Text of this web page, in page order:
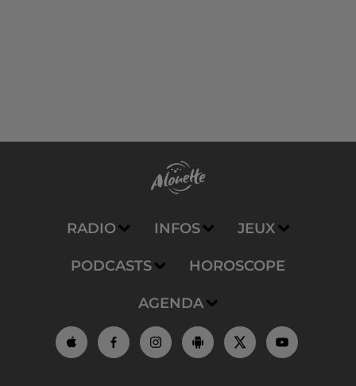
RADIO INFOS JEUX
PODCASTS HOROSCOPE
AGENDA